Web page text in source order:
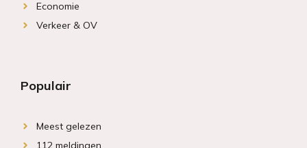
Economie
Verkeer & OV
Populair
Meest gelezen
112 meldingen